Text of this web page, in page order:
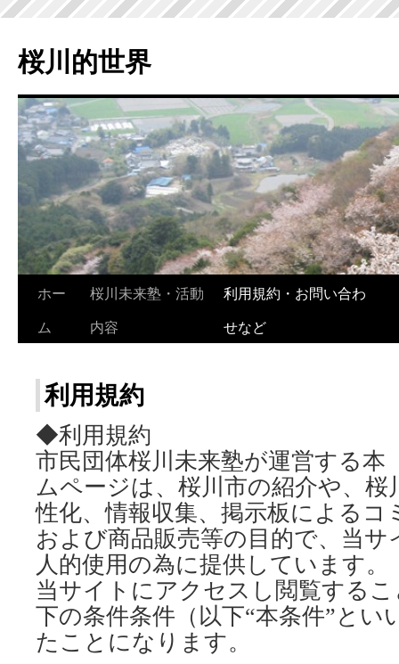
桜川的世界
ホー
ム
桜川未来塾・活動
内容
利用規約・お問い合わ
せなど
利用規約
◆利用規約
市民団体桜川未来塾が運営する本
ムページは、桜川市の紹介や、桜
性化、情報収集、掲示板によるコ
および商品販売等の目的で、当
人的使用の為に提供しています。
当サイトにアクセスし閲覧する
下の条件条件（以下“本条件”とい
たことになります。